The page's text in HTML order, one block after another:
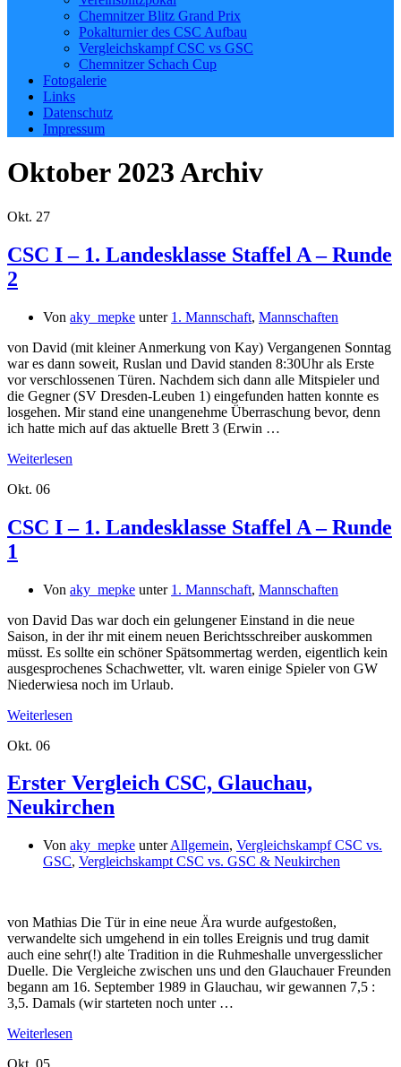
Chemnitzer Blitz Grand Prix
Pokalturnier des CSC Aufbau
Vergleichskampf CSC vs GSC
Chemnitzer Schach Cup
Fotogalerie
Links
Datenschutz
Impressum
Oktober 2023Archiv
Okt. 27
CSC I – 1. Landesklasse Staffel A – Runde
2
Von aky_mepke unter 1. Mannschaft, Mannschaften
von David (mit kleiner Anmerkung von Kay) Vergangenen Sonntag
war es dann soweit, Ruslan und David standen 8:30Uhr als Erste
vor verschlossenen Türen. Nachdem sich dann alle Mitspieler und
die Gegner (SV Dresden-Leuben 1) eingefunden hatten konnte es
losgehen. Mir stand eine unangenehme Überraschung bevor, denn
ich hatte mich auf das aktuelle Brett 3 (Erwin …
Weiterlesen
Okt. 06
CSC I – 1. Landesklasse Staffel A – Runde
1
Von aky_mepke unter 1. Mannschaft, Mannschaften
von David Das war doch ein gelungener Einstand in die neue
Saison, in der ihr mit einem neuen Berichtsschreiber auskommen
müsst. Es sollte ein schöner Spätsommertag werden, eigentlich kein
ausgesprochenes Schachwetter, vlt. waren einige Spieler von GW
Niederwiesa noch im Urlaub.
Weiterlesen
Okt. 06
Erster Vergleich CSC, Glauchau,
Neukirchen
Von aky_mepke unterAllgemein, Vergleichskampf CSC vs.
GSC, Vergleichskampt CSC vs. GSC & Neukirchen
von Mathias Die Tür in eine neue Ära wurde aufgestoßen,
verwandelte sich umgehend in ein tolles Ereignis und trug damit
auch eine sehr(!) alte Tradition in die Ruhmeshalle unvergesslicher
Duelle. Die Vergleiche zwischen uns und den Glauchauer Freunden
begann am 16. September 1989 in Glauchau, wir gewannen 7,5 :
3,5. Damals (wir starteten noch unter …
Weiterlesen